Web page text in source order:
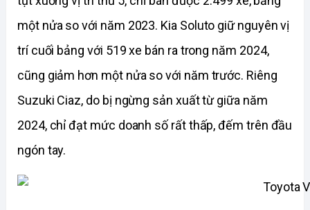
một nửa so với năm 2023. Kia Soluto giữ nguyên vị
trí cuối bảng với 519 xe bán ra trong năm 2024,
cũng giảm hơn một nửa so với năm trước. Riêng
Suzuki Ciaz, do bị ngừng sản xuất từ giữa năm
2024, chỉ đạt mức doanh số rất thấp, đếm trên đầu
ngón tay.